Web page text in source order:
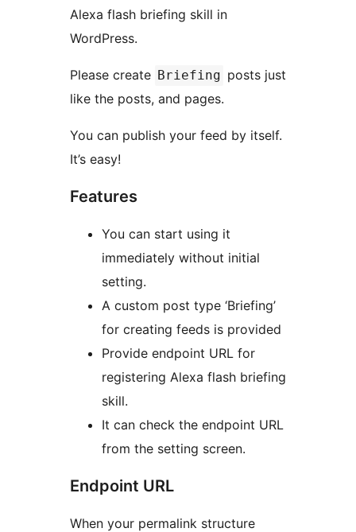
Alexa flash briefing skill in
WordPress.
Please create Briefing posts just
like the posts, and pages.
You can publish your feed by itself.
It’s easy!
Features
You can start using it
immediately without initial
setting.
A custom post type ‘Briefing’
for creating feeds is provided
Provide endpoint URL for
registering Alexa flash briefing
skill.
It can check the endpoint URL
from the setting screen.
Endpoint URL
When your permalink structure